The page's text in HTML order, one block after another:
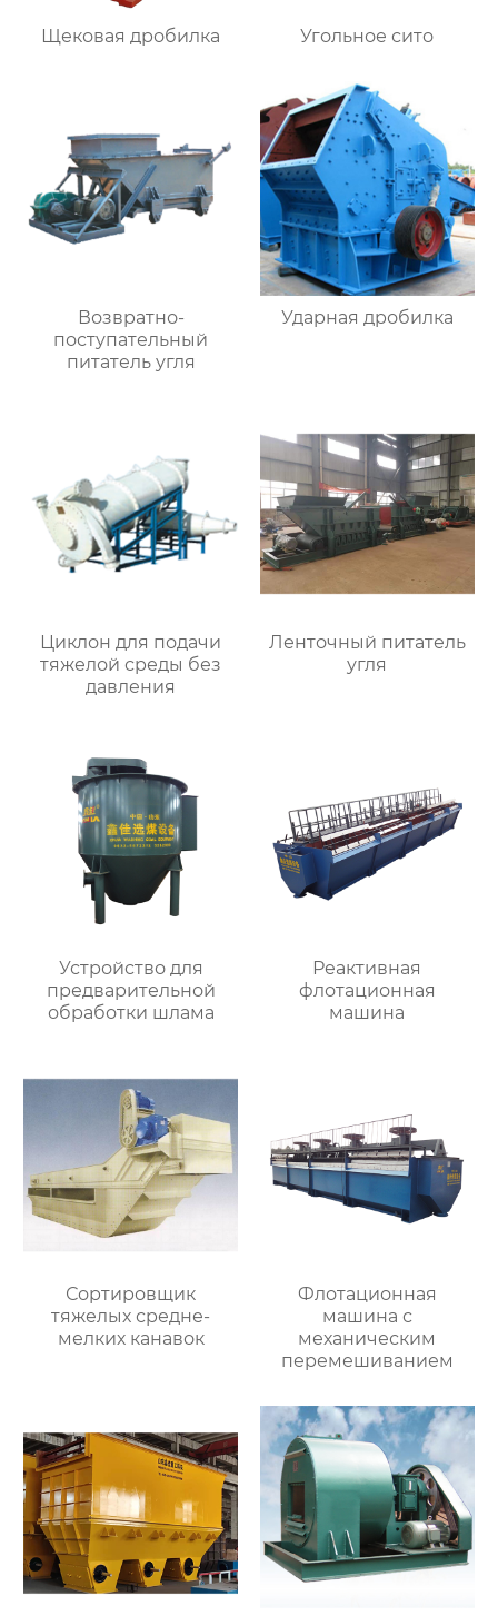
Щековая дробилка Угольное сито
Возвратно-
поступательный
питатель угля
Ударная дробилка
Циклон для подачи
тяжелой среды без
давления
Ленточный питатель
угля
Устройство для
предварительной
обработки шлама
Реактивная
флотационная
машина
Сортировщик
тяжелых средне-
мелких канавок
Флотационная
машина с
механическим
перемешиванием